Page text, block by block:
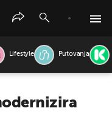
Lifestyle Putovanja